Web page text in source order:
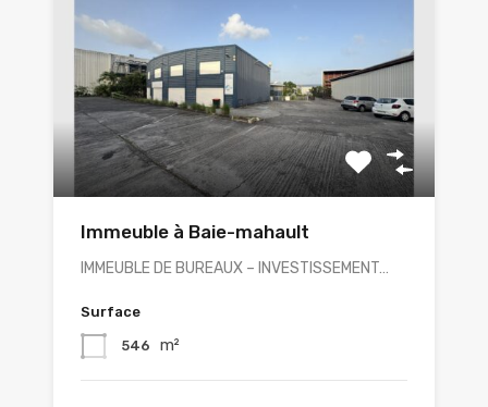
Immeuble à Baie-mahault
IMMEUBLE DE BUREAUX – INVESTISSEMENT…
Surface
546 m²